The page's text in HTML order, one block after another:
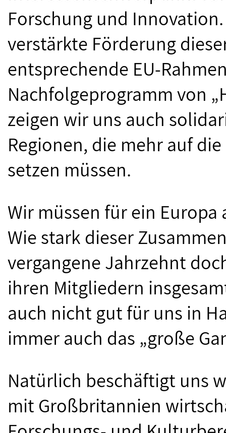
Forschung und
verstärkte Förderung
entsprechende EU-
Nachfolgeprogramm von
zeigen wir uns auch
Regionen, die mehr auf
setzen müssen.
Wir müssen für ein
Wie stark dieser
vergangene Jahrzehnt
ihren Mitgliedern
auch nicht gut für uns in
immer auch das „große
Natürlich beschäftigt uns
mit Großbritannien